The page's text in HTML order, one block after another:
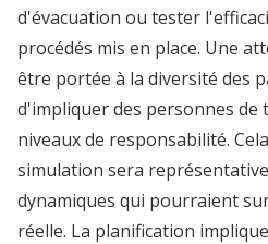
d'évacuation ou tester
procédés mis en place. Une
être portée à la diversité des
d'impliquer des personnes
niveaux de responsabilité.
simulation sera
dynamiques qui pourraient
réelle. La planification